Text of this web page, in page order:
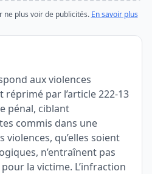
ne plus voir de publicités. En savoir plus
aux violences
réprimé par l’article 222-13
pénal, ciblant
commis dans une
violences, qu’elles soient
n’entraînent pas
la victime. L’infraction